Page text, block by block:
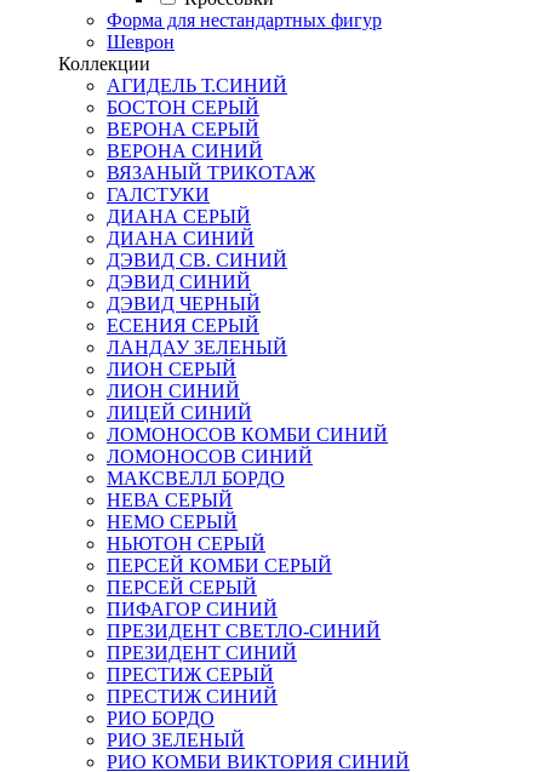
Форма для нестандартных фигур
Шеврон
Коллекции
АГИДЕЛЬ Т.СИНИЙ
БОСТОН СЕРЫЙ
ВЕРОНА СЕРЫЙ
ВЕРОНА СИНИЙ
ВЯЗАНЫЙ ТРИКОТАЖ
ГАЛСТУКИ
ДИАНА СЕРЫЙ
ДИАНА СИНИЙ
ДЭВИД СВ. СИНИЙ
ДЭВИД СИНИЙ
ДЭВИД ЧЕРНЫЙ
ЕСЕНИЯ СЕРЫЙ
ЛАНДАУ ЗЕЛЕНЫЙ
ЛИОН СЕРЫЙ
ЛИОН СИНИЙ
ЛИЦЕЙ СИНИЙ
ЛОМОНОСОВ КОМБИ СИНИЙ
ЛОМОНОСОВ СИНИЙ
МАКСВЕЛЛ БОРДО
НЕВА СЕРЫЙ
НЕМО СЕРЫЙ
НЬЮТОН СЕРЫЙ
ПЕРСЕЙ КОМБИ СЕРЫЙ
ПЕРСЕЙ СЕРЫЙ
ПИФАГОР СИНИЙ
ПРЕЗИДЕНТ СВЕТЛО-СИНИЙ
ПРЕЗИДЕНТ СИНИЙ
ПРЕСТИЖ СЕРЫЙ
ПРЕСТИЖ СИНИЙ
РИО БОРДО
РИО ЗЕЛЕНЫЙ
РИО КОМБИ ВИКТОРИЯ СИНИЙ